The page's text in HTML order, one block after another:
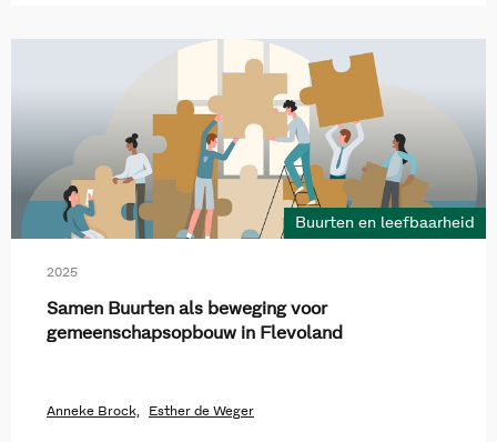
Buurten en leefbaarheid
2025
Samen Buurten als beweging voor
gemeenschapsopbouw in Flevoland
Anneke Brock, Esther de Weger